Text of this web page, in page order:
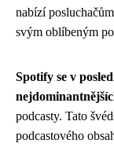
nabízí
svým oblíbeným
Spotify se v
podcasty. Tato
podcastového